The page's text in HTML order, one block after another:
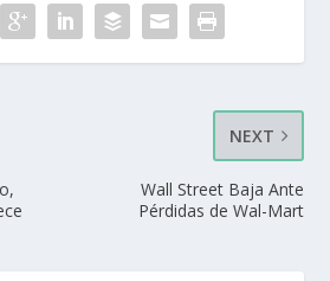
NEXT
Wall Street Baja Ante
Pérdidas de Wal-Mart